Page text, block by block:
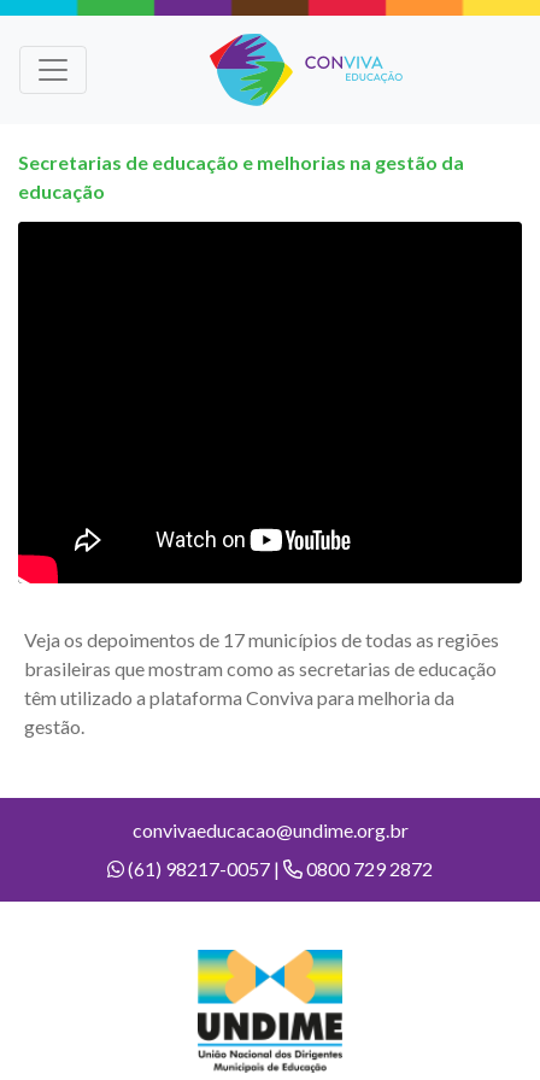
Secretarias de educação e melhorias na gestão da
educação
Veja os depoimentos de 17 municípios de todas as regiões
brasileiras que mostram como as secretarias de educação
têm utilizado a plataforma Conviva para melhoria da
gestão.
convivaeducacao@undime.org.br
(61) 98217-0057 |
0800 729 2872